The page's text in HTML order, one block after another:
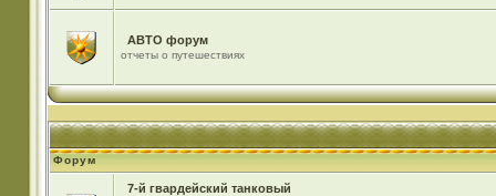
АВТО форум
отчеты о путешествиях
Форум
7-й гвардейский танковый